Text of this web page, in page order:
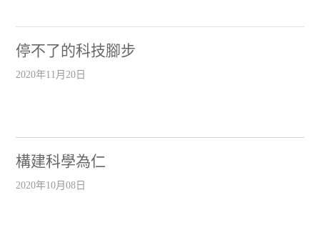
停不了的科技腳步
2020年11月20日
構建科學為仁
2020年10月08日